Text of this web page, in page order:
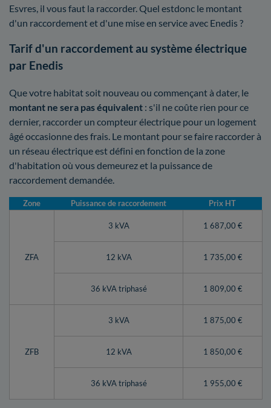
Esvres, il vous faut la raccorder. Quel estdonc le montant
d'un raccordement et d'une mise en service avec Enedis ?
Tarif d'un raccordement au système électrique
par Enedis
Que votre habitat soit nouveau ou commençant à dater, le
montant ne sera pas équivalent : s'il ne coûte rien pour ce
dernier, raccorder un compteur électrique pour un logement
âgé occasionne des frais. Le montant pour se faire raccorder à
un réseau électrique est défini en fonction de la zone
d'habitation où vous demeurez et la puissance de
raccordement demandée.
Zone Puissance de raccordement Prix HT
ZFA
3 kVA 1 687,00 €
12 kVA 1 735,00 €
36 kVA triphasé 1 809,00 €
ZFB
3 kVA 1 875,00 €
12 kVA 1 850,00 €
36 kVA triphasé 1 955,00 €